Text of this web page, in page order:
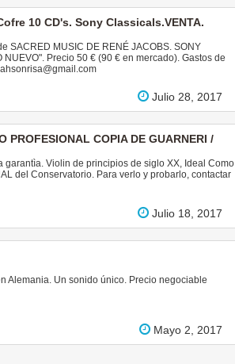
10 CD's. Sony Classicals.VENTA.
SACRED MUSIC DE RENÉ JACOBS. SONY
Precio 50 € (90 € en mercado). Gastos de
Julio 28, 2017
PROFESIONAL COPIA DE GUARNERI /
garantìa. Violin de principios de siglo XX, Ideal Como
del Conservatorio. Para verlo y probarlo, contactar
Julio 18, 2017
Alemania. Un sonido único. Precio negociable
Mayo 2, 2017